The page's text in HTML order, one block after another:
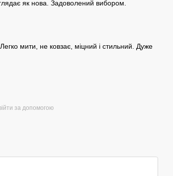
як нова. Задоволений вибором.
мити, не ковзає, міцний і стильний. Дуже
за допомогою